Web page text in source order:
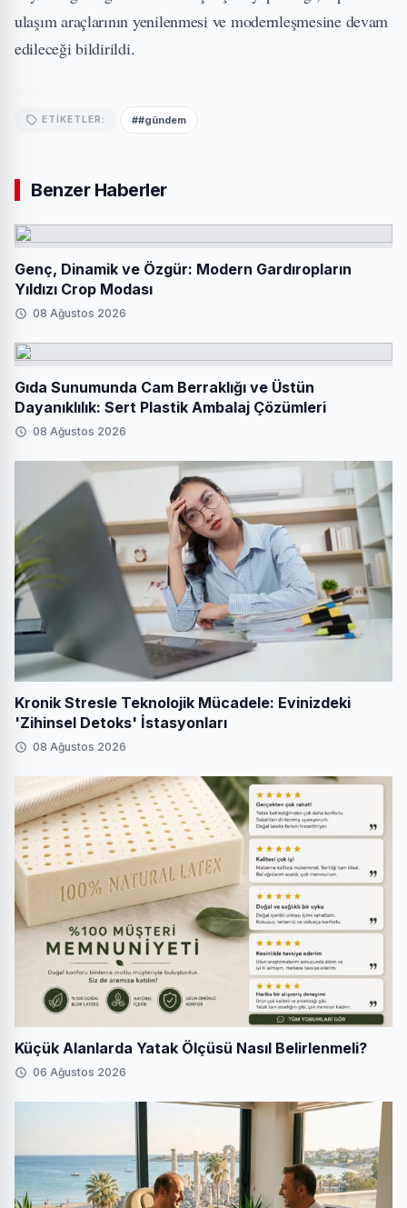
ulaşım araçlarının yenilenmesi ve modernleşmesine devam
edileceği bildirildi.
ETIKETLER: ##gündem
Benzer Haberler
Genç, Dinamik ve Özgür: Modern Gardıropların
Yıldızı Crop Modası
08 Ağustos 2026
Gıda Sunumunda Cam Berraklığı ve Üstün
Dayanıklılık: Sert Plastik Ambalaj Çözümleri
08 Ağustos 2026
Kronik Stresle Teknolojik Mücadele: Evinizdeki
'Zihinsel Detoks' İstasyonları
08 Ağustos 2026
Küçük Alanlarda Yatak Ölçüsü Nasıl Belirlenmeli?
06 Ağustos 2026